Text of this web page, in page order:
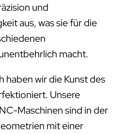
und
aus, was sie für die
macht.
haben wir die Kunst des
Unsere
Maschinen sind in der
mit einer